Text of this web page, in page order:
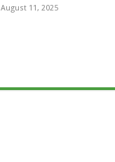
August 11, 2025